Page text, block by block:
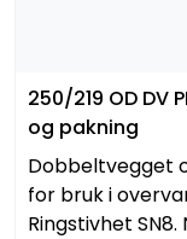
250/219 OD DV
og pakning
Dobbeltvegget
for bruk i
Ringstivhet